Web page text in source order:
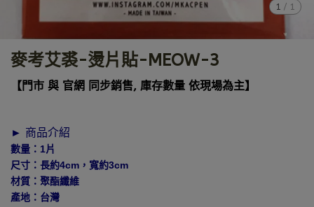
1 / 1
麥考艾裘-燙片貼-MEOW-3
【門市 與 官網 同步銷售, 庫存數量 依現場為主】
► 商品介紹
數量：1片
尺寸：長約4cm，寬約3cm
材質：聚酯纖維
產地：台灣